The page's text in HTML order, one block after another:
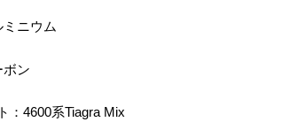
ニウム
ボン
：4600系Tiagra Mix